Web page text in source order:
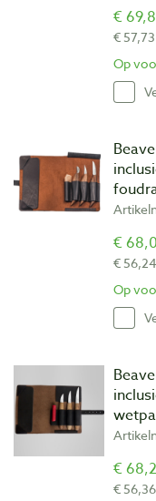
€
€
Op
€
€
Op
€
€